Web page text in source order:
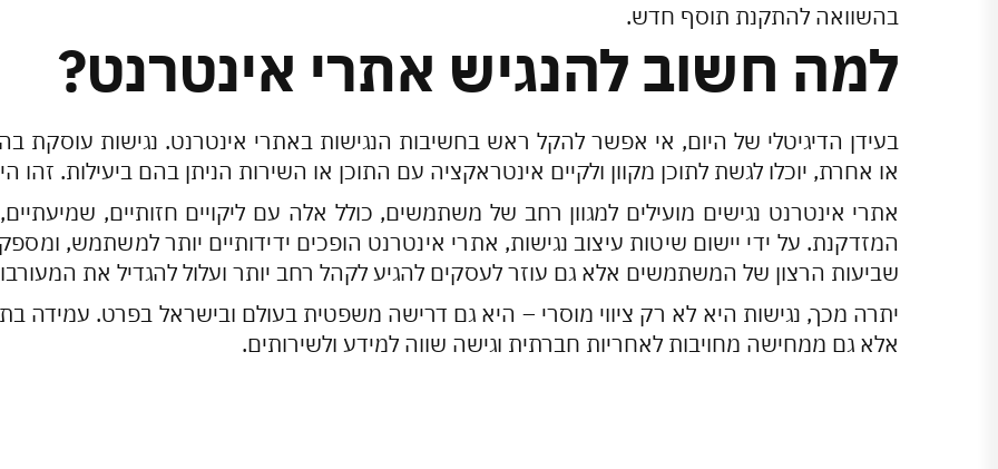
בהשוואה להתקנת תוסף חדש.
למה חשוב להנגיש אתרי אינטרנט?
בעידן הדיגיטלי של היום, אי אפשר להקל ראש בחשיבות הנגישות באתרי אינטרנט. נגישות עוסקת
או אחרת, יוכלו לגשת לתוכן מקוון ולקיים אינטראקציה עם התוכן או השירות הניתן בהם ביעילות. זהו
אתרי אינטרנט נגישים מועילים למגוון רחב של משתמשים, כולל אלה עם ליקויים חזותיים, שמיעתיים,
המזדקנת. על ידי יישום שיטות עיצוב נגישות, אתרי אינטרנט הופכים ידידותיים יותר למשתמש,
שביעות הרצון של המשתמשים אלא גם עוזר לעסקים להגיע לקהל רחב יותר ועלול להגדיל את
יתרה מכך, נגישות היא לא רק ציווי מוסרי – היא גם דרישה משפטית בעולם ובישראל בפרט. עמידה
אלא גם ממחישה מחויבות לאחריות חברתית וגישה שווה למידע ולשירותים.